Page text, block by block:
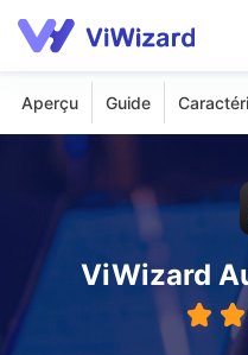
Audio
Soutien
Aperçu Guide
ViWizard